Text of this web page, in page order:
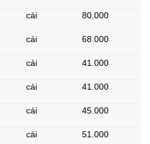
cái 80.000
cái 68.000
cái 41.000
cái 41.000
cái 45.000
cái 51.000